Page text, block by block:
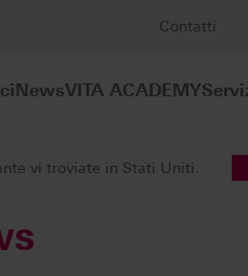
Contatti
NewsVITA ACADEMY
vi troviate in Stati Uniti.